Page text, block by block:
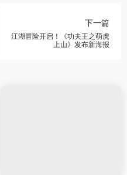
下一篇
江湖冒险开启！《功夫王之萌虎
上山》发布新海报